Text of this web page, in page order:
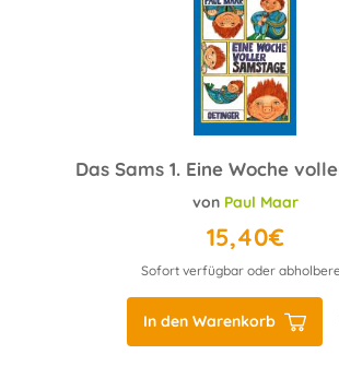
von Paul Maar
15,40€
Sofort verfügbar oder
In den Warenkorb